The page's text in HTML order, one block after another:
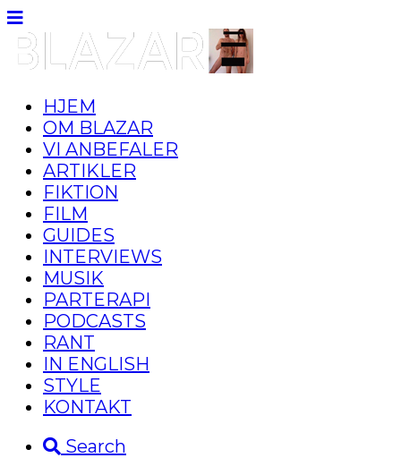
HJEM
OM BLAZAR
VI ANBEFALER
ARTIKLER
FIKTION
FILM
GUIDES
INTERVIEWS
MUSIK
PARTERAPI
PODCASTS
RANT
IN ENGLISH
STYLE
KONTAKT
Search